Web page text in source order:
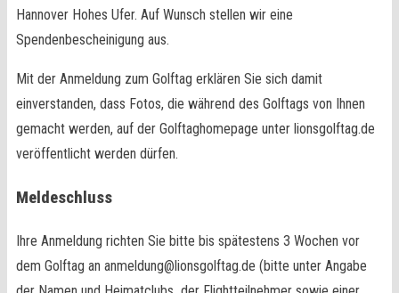
Hannover Hohes Ufer. Auf Wunsch stellen wir eine
Spendenbescheinigung aus.
Mit der Anmeldung zum Golftag erklären Sie sich damit
einverstanden, dass Fotos, die während des Golftags von Ihnen
gemacht werden, auf der Golftaghomepage unter lionsgolftag.de
veröffentlicht werden dürfen.
Meldeschluss
Ihre Anmeldung richten Sie bitte bis spätestens 3 Wochen vor
dem Golftag an anmeldung@lionsgolftag.de (bitte unter Angabe